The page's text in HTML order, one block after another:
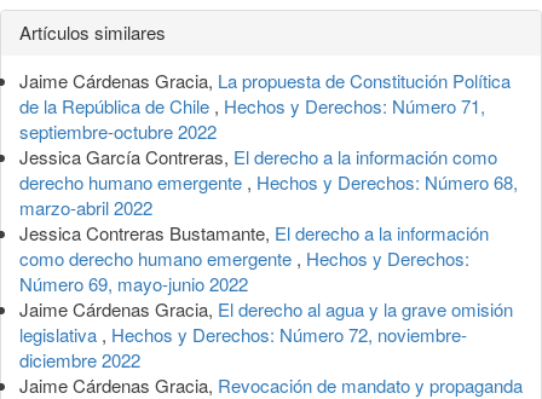
Detalles
del
artículo
Artículos similares
Jaime Cárdenas Gracia, La propuesta de Constitución Política
de la República de Chile , Hechos y Derechos: Número 71,
septiembre-octubre 2022
Jessica García Contreras, El derecho a la información como
derecho humano emergente , Hechos y Derechos: Número 68,
marzo-abril 2022
Jessica Contreras Bustamante, El derecho a la información
como derecho humano emergente , Hechos y Derechos:
Número 69, mayo-junio 2022
Jaime Cárdenas Gracia, El derecho al agua y la grave omisión
legislativa , Hechos y Derechos: Número 72, noviembre-
diciembre 2022
Jaime Cárdenas Gracia, Revocación de mandato y propaganda